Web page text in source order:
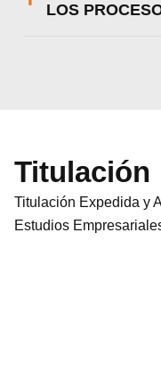
LOS
Titulación
Titulación Expedida y
Estudios